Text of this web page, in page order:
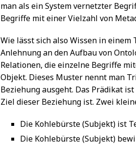
man als ein System vernetzter
Begriffe mit einer Vielzahl von
Wie lässt sich also Wissen in
Anlehnung an den Aufbau von
Relationen, die einzelne Begriffe
Objekt. Dieses Muster nennt man
Beziehung ausgeht. Das Prädikat
Ziel dieser Beziehung ist. Zwei
Die Kohlebürste (Subjekt) ist
Die Kohlebürste (Subjekt)